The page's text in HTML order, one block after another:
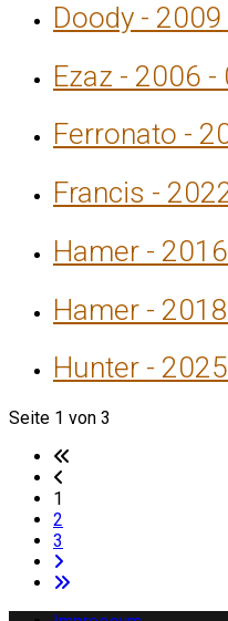
Doody - 2009
Ezaz - 2006 -
Ferronato -
Francis -
Hamer -
Hamer -
Hunter -
Seite 1 von 3
1
2
3